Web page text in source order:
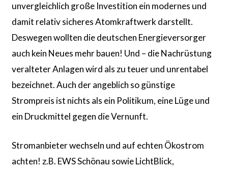
unvergleichlich große Investition ein modernes und
damit relativ sicheres Atomkraftwerk darstellt.
Deswegen wollten die deutschen Energieversorger
auch kein Neues mehr bauen! Und – die Nachrüstung
veralteter Anlagen wird als zu teuer und unrentabel
bezeichnet. Auch der angeblich so günstige
Strompreis ist nichts als ein Politikum, eine Lüge und
ein Druckmittel gegen die Vernunft.
Stromanbieter wechseln und auf echten Ökostrom
achten! z.B. EWS Schönau sowie LichtBlick,